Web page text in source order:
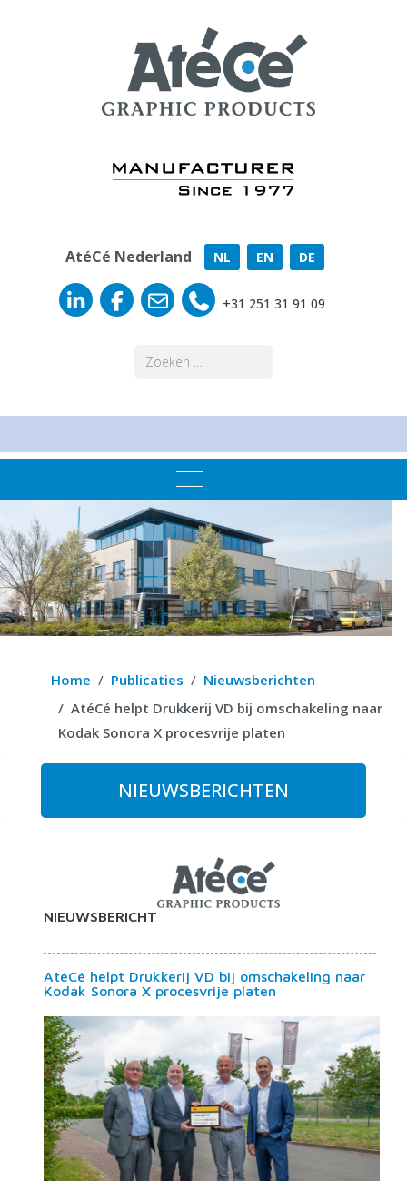
AtéCé Nederland NL EN DE
+31 251 31 91 09
Mobile Menu Toggle
Home Publicaties
Nieuwsberichten
AtéCé helpt Drukkerij VD bij omschakeling naar
Kodak Sonora X procesvrije platen
NIEUWSBERICHTEN
NIEUWSBERICHT
AtéCé helpt Drukkerij VD bij omschakeling naar
Kodak Sonora X procesvrije platen